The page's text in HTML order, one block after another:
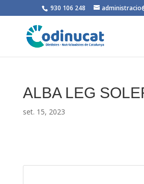
930 106 248
ALBA LEG
set. 15, 2023